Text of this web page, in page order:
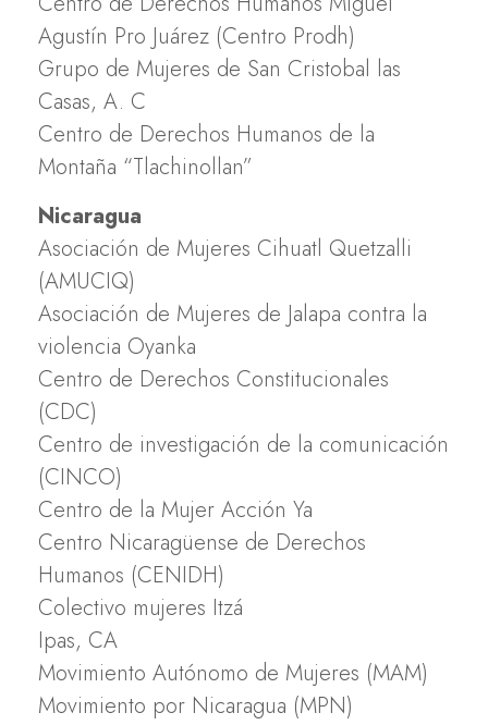
Agustín Pro Juárez (Centro Prodh)
Grupo de Mujeres de San Cristobal las
Casas, A. C
Centro de Derechos Humanos de la
Montaña “Tlachinollan”
Nicaragua
Asociación de Mujeres Cihuatl Quetzalli
(AMUCIQ)
Asociación de Mujeres de Jalapa contra la
violencia Oyanka
Centro de Derechos Constitucionales
(CDC)
Centro de investigación de la comunicación
(CINCO)
Centro de la Mujer Acción Ya
Centro Nicaragüense de Derechos
Humanos (CENIDH)
Colectivo mujeres Itzá
Ipas, CA
Movimiento Autónomo de Mujeres (MAM)
Movimiento por Nicaragua (MPN)